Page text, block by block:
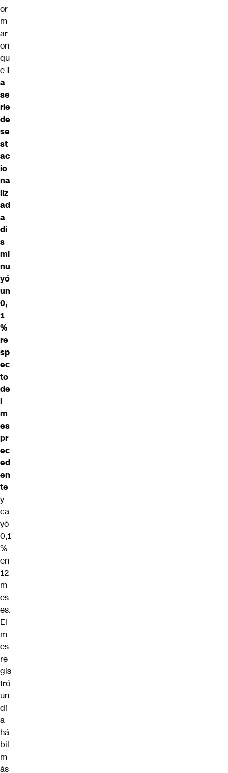
or
m
ar
on
qu
e l
a
se
rie
de
se
st
ac
io
na
liz
ad
a
di
s
mi
nu
yó
un
0,
1
%
re
sp
ec
to
de
l
m
es
pr
ec
ed
en
te
y
ca
yó
0,1
%
en
12
m
es
es.
El
m
es
re
gis
tró
un
dí
a
há
bil
m
ás